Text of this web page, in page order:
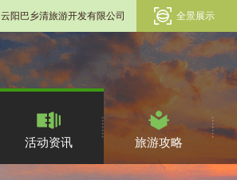
云阳巴乡清旅游开发有限公司 全景展示
活动资讯 旅游攻略